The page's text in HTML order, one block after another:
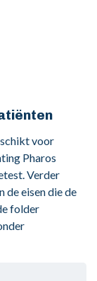
voor
Pharos
Verder
de eisen die de
folder